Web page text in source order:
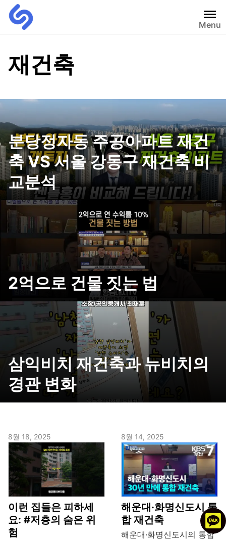
Menu
재건축
분당정자동 주공아파트 재건
축 VS 서울 강동구 재건축 비
교분석
2억으로 건물 짓는 법
삼익비치 재건축과 뉴비치의
경관 변화
8월 18, 2025
이런 집들은 피하세
요: #저층의 숨은 위
험
8월 14, 2025
해운대·화명신도시 통
합 재건축
해운대·화명신도시의 통합